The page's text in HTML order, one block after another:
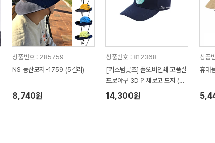
상품번호 : 285759
NS 등산모자-1759 (5컬러)
8,740원
상품번호 : 812368
[커스텀굿즈] 풀오버인쇄 고품질
프로야구 3D 입체로고 모자 (박
스제작가능)
14,300원
상품
휴대